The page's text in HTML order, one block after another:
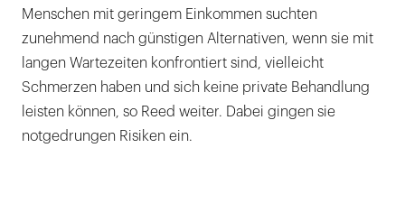
Menschen mit geringem Einkommen suchten
zunehmend nach günstigen Alternativen, wenn sie mit
langen Wartezeiten konfrontiert sind, vielleicht
Schmerzen haben und sich keine private Behandlung
leisten können, so Reed weiter. Dabei gingen sie
notgedrungen Risiken ein.